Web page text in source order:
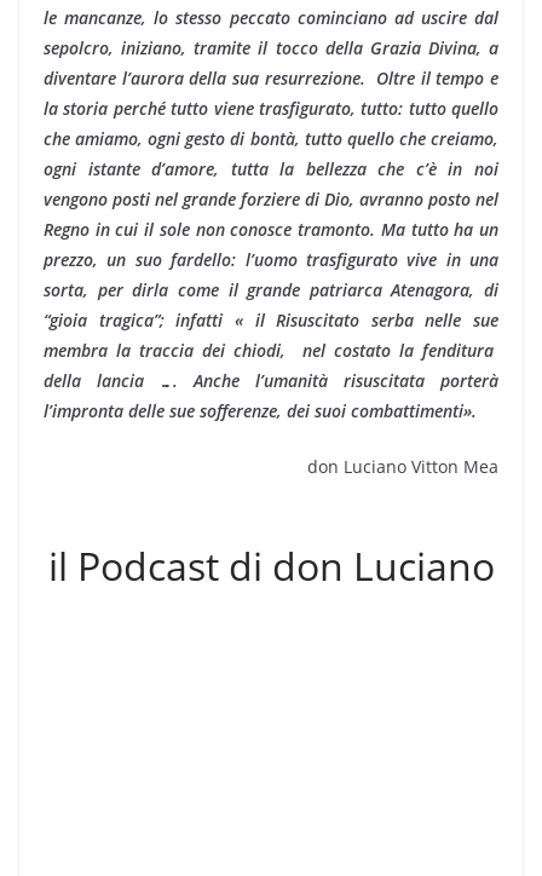
le mancanze, lo stesso peccato cominciano ad uscire dal
sepolcro, iniziano, tramite il tocco della Grazia Divina, a
diventare l’aurora della sua resurrezione. Oltre il tempo e
la storia perché tutto viene trasfigurato, tutto: tutto quello
che amiamo, ogni gesto di bontà, tutto quello che creiamo,
ogni istante d’amore, tutta la bellezza che c’è in noi
vengono posti nel grande forziere di Dio, avranno posto nel
Regno in cui il sole non conosce tramonto. Ma tutto ha un
prezzo, un suo fardello: l’uomo trasfigurato vive in una
sorta, per dirla come il grande patriarca Atenagora, di
“gioia tragica”; infatti « il Risuscitato serba nelle sue
membra la traccia dei chiodi, nel costato la fenditura
della lancia …. Anche l’umanità risuscitata porterà
l’impronta delle sue sofferenze, dei suoi combattimenti».
don Luciano Vitton Mea
il Podcast di don Luciano